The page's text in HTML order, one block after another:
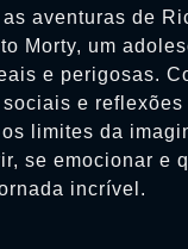
aventuras de
Morty, um
e perigosas.
e
limites da
se emocionar e
incrível.